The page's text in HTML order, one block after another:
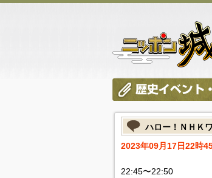
ハロー！ＮＨＫ
2023年09月17日22時
22:45〜22:50